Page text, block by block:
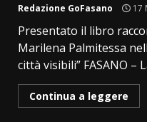
Redazione GoFasano 17
Presentato il libro
Marilena Palmitessa
città visibili” FASANO –
Continua a leggere